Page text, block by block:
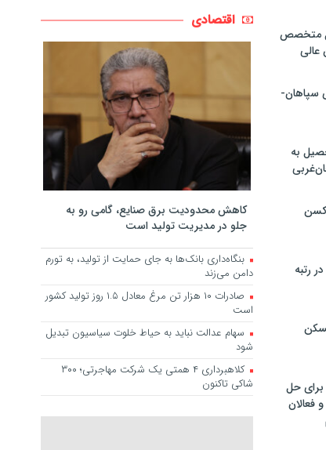
متخصص
عالی
سپاهان-
به
رتبه
برای حل
فعالان
اقتصادی
کاهش محدودیت برق صنایع، گامی رو به
جلو در مدیریت تولید است
بنگاه‌داری بانک‌ها به جای حمایت از تولید، به تورم
دامن می‌زند
صادرات ۱۰ هزار تن مرغ معادل ۱.۵ روز تولید کشور
است
سهام عدالت نباید به حیاط خلوت سیاسیون تبدیل
شود
کلاهبرداری ۴ همتی یک شرکت مهاجرتی؛ ۳۰۰
شاکی تاکنون